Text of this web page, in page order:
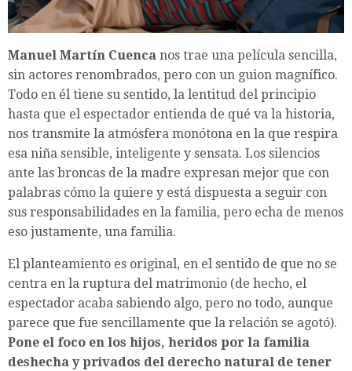
Manuel Martín Cuenca nos trae una película sencilla,
sin actores renombrados, pero con un guion magnífico.
Todo en él tiene su sentido, la lentitud del principio
hasta que el espectador entienda de qué va la historia,
nos transmite la atmósfera monótona en la que respira
esa niña sensible, inteligente y sensata. Los silencios
ante las broncas de la madre expresan mejor que con
palabras cómo la quiere y está dispuesta a seguir con
sus responsabilidades en la familia, pero echa de menos
eso justamente, una familia.
El planteamiento es original, en el sentido de que no se
centra en la ruptura del matrimonio (de hecho, el
espectador acaba sabiendo algo, pero no todo, aunque
parece que fue sencillamente que la relación se agotó).
Pone el foco en los hijos, heridos por la familia
deshecha y privados del derecho natural de tener